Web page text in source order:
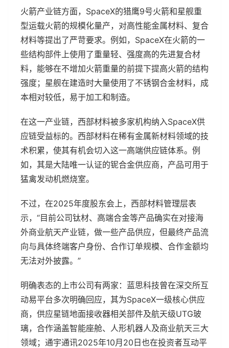
火箭产业链方面，SpaceX的猎鹰9号火箭和星舰重
型运载火箭的规模化量产，对高性能金属材料、复合
材料等提出了严苛要求。例如，SpaceX在火箭的一
些结构部件上使用了重量轻、强度高的先进复合材
料，能够在不增加火箭重量的前提下提高火箭的结构
强度；星舰在建造时大量使用了不锈钢合金材料，成
本相对较低，易于加工和制造。
在这一产业链，西部材料被多家机构纳入SpaceX供
应链受益标的。西部材料在稀有金属新材料领域的技
术积累，使其有机会切入这一高端供应链体系。例
如，其是大陆唯一认证的铌合金供应商，产品可用于
猛禽发动机燃烧室。
不过，在2025年度股东会上，西部材料管理层表
示，“目前公司钛材、高端合金等产品确实在对接海
外商业航天产业链，做一些产品供应，但最终产品流
向与具体终端客户身份、合作订单规模、合作金额均
无法对外披露。”
明确表态的上市公司有两家：蓝思科技曾在深交所互
动易平台多次明确回应，其为SpaceX一级核心供应
商，供应星链地面接收器相关部件及航天级UTG玻
璃，合作涵盖智能座舱、人形机器人及商业航天三大
领域；通宇通讯2025年10月20日也在投资者互动平